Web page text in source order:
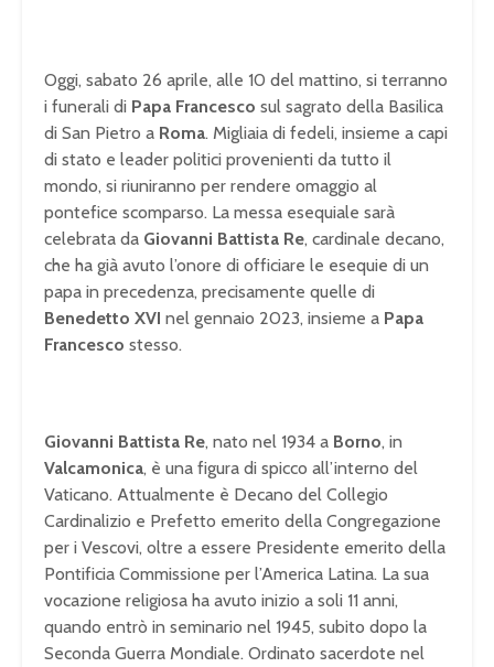
Oggi, sabato 26 aprile, alle 10 del mattino, si terranno
i funerali di Papa Francesco sul sagrato della Basilica
di San Pietro a Roma. Migliaia di fedeli, insieme a capi
di stato e leader politici provenienti da tutto il
mondo, si riuniranno per rendere omaggio al
pontefice scomparso. La messa esequiale sarà
celebrata da Giovanni Battista Re, cardinale decano,
che ha già avuto l’onore di officiare le esequie di un
papa in precedenza, precisamente quelle di
Benedetto XVI nel gennaio 2023, insieme a Papa
Francesco stesso.
Giovanni Battista Re, nato nel 1934 a Borno, in
Valcamonica, è una figura di spicco all’interno del
Vaticano. Attualmente è Decano del Collegio
Cardinalizio e Prefetto emerito della Congregazione
per i Vescovi, oltre a essere Presidente emerito della
Pontificia Commissione per l’America Latina. La sua
vocazione religiosa ha avuto inizio a soli 11 anni,
quando entrò in seminario nel 1945, subito dopo la
Seconda Guerra Mondiale. Ordinato sacerdote nel